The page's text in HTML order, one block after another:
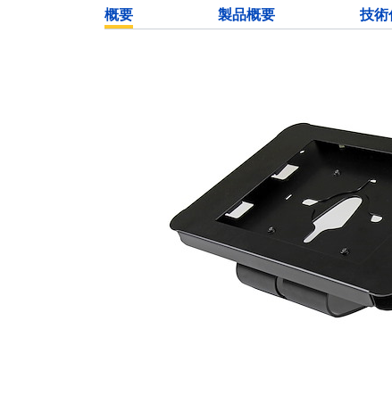
概要 製品概要 技